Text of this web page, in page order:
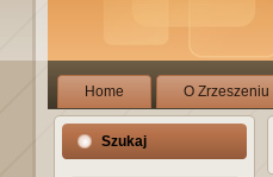
Home O Zrzeszeniu
Szukaj